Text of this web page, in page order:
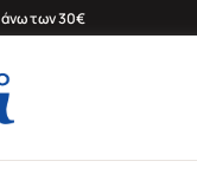
των 30€